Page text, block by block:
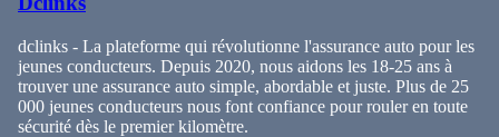
dclinks - La plateforme qui révolutionne l'assurance auto pour les
jeunes conducteurs. Depuis 2020, nous aidons les 18-25 ans à
trouver une assurance auto simple, abordable et juste. Plus de 25
000 jeunes conducteurs nous font confiance pour rouler en toute
sécurité dès le premier kilomètre.